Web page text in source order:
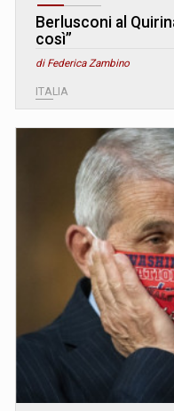
Berlusconi al
così”
di Federica Zambino
ITALIA